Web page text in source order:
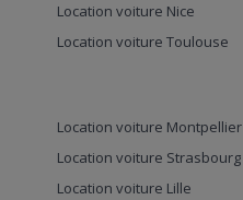
Location voiture Nice
Location voiture Toulouse
Location voiture Montpellier
Location voiture Strasbourg
Location voiture Lille